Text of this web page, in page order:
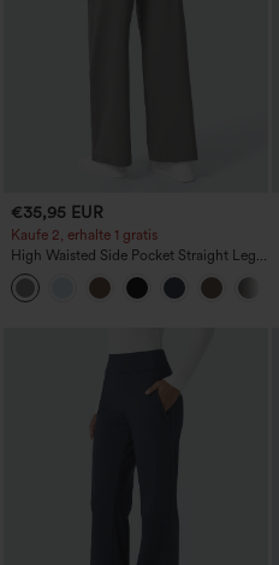
€35,95 EUR
Kaufe 2, erhalte 1 gratis
High Waisted Side Pocket Straight Leg
Work Pants